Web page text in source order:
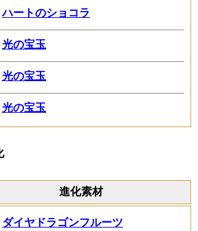
ハートのショコラ
光の宝玉
光の宝玉
光の宝玉
進化素材
ダイヤドラゴンフルーツ